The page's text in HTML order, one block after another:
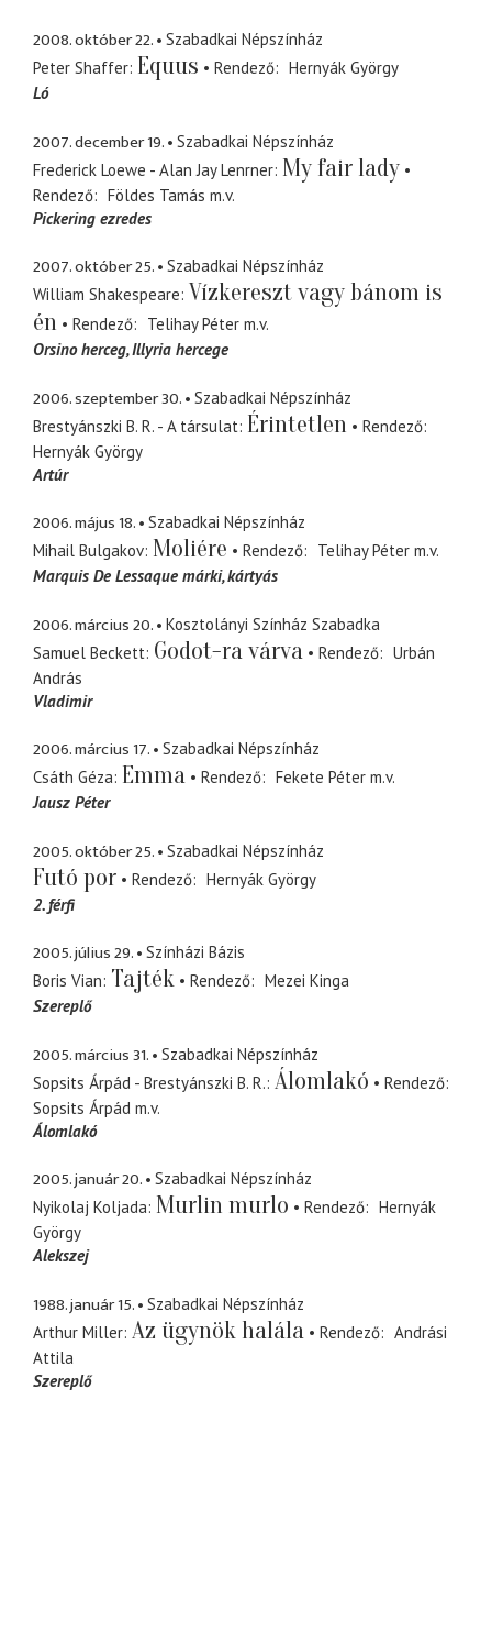
2008. október 22.
Szabadkai Népszínház
Peter Shaffer Equus Rendező
Hernyák György
Ló
2007. december 19.
Szabadkai Népszínház
Frederick Loewe - Alan Jay Lenrner My fair lady
Rendező Földes Tamás m.v.
Pickering ezredes
2007. október 25.
Szabadkai Népszínház
William Shakespeare Vízkereszt vagy bánom is
én
Rendező Telihay Péter m.v.
Orsino herceg Illyria hercege
2006. szeptember 30.
Szabadkai Népszínház
Brestyánszki B. R. - A társulat Érintetlen
Rendező
Hernyák György
Artúr
2006. május 18.
Szabadkai Népszínház
Mihail Bulgakov Moliére Rendező Telihay Péter m.v.
Marquis De Lessaque márki kártyás
2006. március 20.
Kosztolányi Színház Szabadka
Samuel Beckett Godot-ra várva Rendező
Urbán
András
Vladimir
2006. március 17.
Szabadkai Népszínház
Csáth Géza Emma Rendező Fekete Péter m.v.
Jausz Péter
2005. október 25. Szabadkai Népszínház
Futó por Rendező
Hernyák György
2. férfi
2005. július 29.
Színházi Bázis
Boris Vian Tajték Rendező
Mezei Kinga
Szereplő
2005. március 31.
Szabadkai Népszínház
Sopsits Árpád - Brestyánszki B. R. Álomlakó
Rendező
Sopsits Árpád m.v.
Álomlakó
2005. január 20.
Szabadkai Népszínház
Nyikolaj Koljada Murlin murlo Rendező
Hernyák
György
Alekszej
1988. január 15.
Szabadkai Népszínház
Arthur Miller Az ügynök halála Rendező
Andrási
Attila
Szereplő